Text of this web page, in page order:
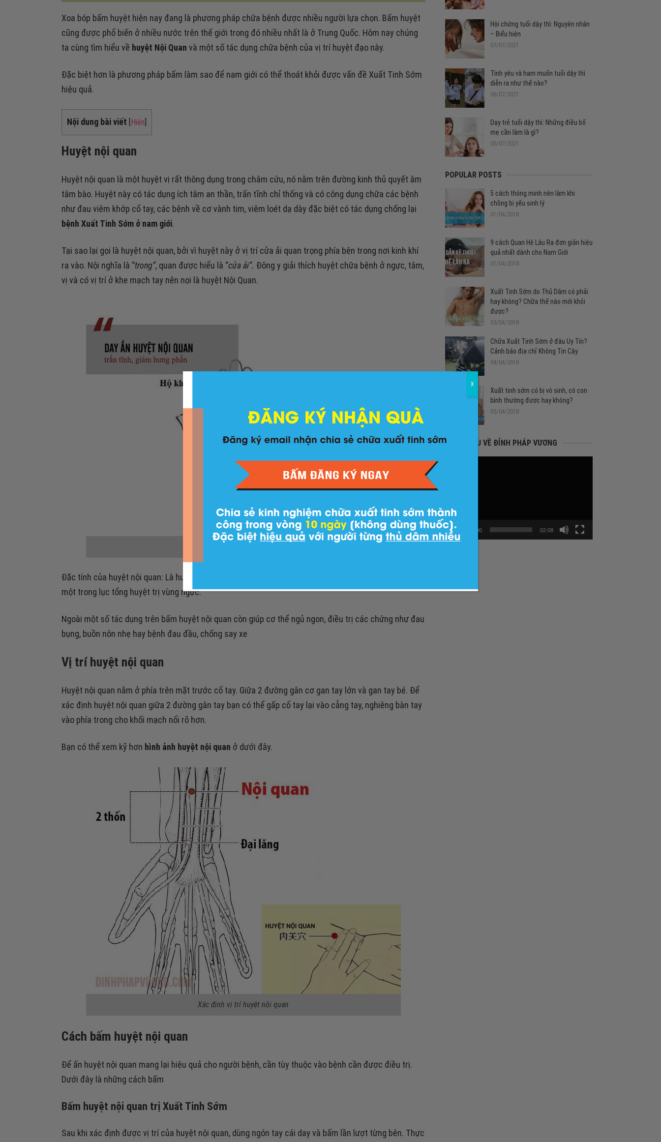
Xoa bóp bấm huyệt hiện nay đang là phương pháp chữa bệnh được nhiều người lựa chọn. Bấm huyệt
cũng được phổ biến ở nhiều nước trên thế giới trong đó nhiều nhất là ở Trung Quốc. Hôm nay chúng
ta cùng tìm hiểu về huyệt Nội Quan và một số tác dụng chữa bệnh của vị trí huyệt đạo này.
Đặc biệt hơn là phương pháp bấm làm sao để nam giới có thể thoát khỏi được vấn đề Xuất Tinh Sớm
hiệu quả.
Nội dung bài viết Hiện
Huyệt nội quan
Huyệt nội quan là một huyệt vị rất thông dụng trong châm cứu, nó nằm trên đường kinh thủ quyết âm
tâm bào. Huyệt này có tác dụng ích tâm an thần, trấn tĩnh chỉ thống và có công dụng chữa các bệnh
như đau viêm khớp cổ tay, các bệnh về cơ vành tim, viêm loét dạ dày đặc biệt có tác dụng chống lại
bệnh Xuất Tinh Sớm ở nam giới.
Tại sao lại gọi là huyệt nội quan, bởi vì huyệt này ở vị trí cửa ải quan trọng phía bên trong nơi kinh khí
ra vào. Nội nghĩa là “trong”, quan được hiểu là “cửa ải”. Đông y giải thích huyệt chữa bệnh ở ngực, tâm,
vị và có vị trí ở khe mạch tay nên nọi là huyệt Nội Quan.
Đặc tính của huyệt nội quan: Là huyệt thứ 6 của kinh tâm bào, huyệt giao hội với Âm Duy Mạch và là
một trong lục tổng huyệt trị vùng ngực.
Ngoài một số tác dụng trên bấm huyệt nội quan còn giúp cơ thể ngủ ngon, điều trị các chứng như đau
bụng, buồn nôn nhẹ hay bệnh đau đầu, chống say xe
Vị trí huyệt nội quan
Huyệt nội quan nằm ở phía trên mặt trước cổ tay. Giữa 2 đường gân cơ gan tay lớn và gan tay bé. Để
xác định huyệt nội quan giữa 2 đường gân tay bạn có thể gấp cổ tay lại vào cẳng tay, nghiêng bàn tay
vào phía trong cho khối mạch nổi rõ hơn.
Bạn có thể xem kỹ hơn hình ảnh huyệt nội quan ở dưới đây.
Xác định vị trí huyệt nội quan
Cách bấm huyệt nội quan
Để ấn huyệt nội quan mang lại hiệu quả cho người bệnh, cần tùy thuộc vào bệnh cần được điều trị.
Dưới đây là những cách bấm
Bấm huyệt nội quan trị Xuất Tinh Sớm
Sau khi xác định được vị trí của huyệt nội quan, dùng ngón tay cái day và bấm lần lượt từng bên. Thực
Hội chứng tuổi dậy thì: Nguyên nhân
– Biểu hiện
07/07/2021
Tình yêu và ham muốn tuổi dậy thì
diễn ra như thế nào?
06/07/2021
Dạy trẻ tuổi dậy thì: Những điều bố
mẹ cần làm là gì?
05/07/2021
POPULAR POSTS
5 cách thông minh nên làm khi
chồng bị yếu sinh lý
01/04/2018
9 cách Quan Hệ Lâu Ra đơn giản hiệu
quả nhất dành cho Nam Giới
01/04/2018
Xuất Tinh Sớm do Thủ Dâm có phải
hay không? Chữa thế nào mới khỏi
được?
03/04/2018
Chữa Xuất Tinh Sớm ở đâu Uy Tín?
Cảnh báo địa chỉ Không Tin Cậy
04/04/2018
Xuất tinh sớm có bị vô sinh, có con
bình thường được hay không?
05/04/2018
GIỚI THIỆU VỀ ĐỈNH PHÁP VƯƠNG
00:00 02:08
X